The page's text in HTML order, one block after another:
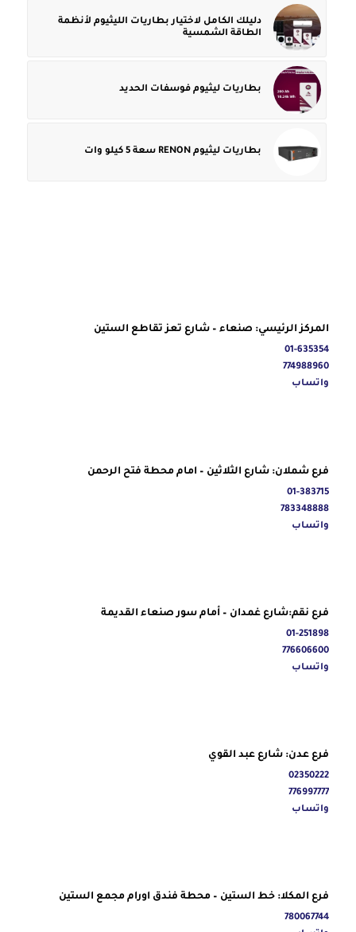
دليلك الكامل لاختيار بطاريات الليثيوم لأنظمة
الطاقة الشمسية
بطاريات ليثيوم فوسفات الحديد
بطاريات ليثيوم RENON سعة 5 كيلو وات
المركز الرئيسي: صنعاء – شارع تعز تقاطع الستين
01-635354
774988960
واتساب
فرع شملان: شارع الثلاثين – امام محطة فتح الرحمن
01-383715
783348888
واتساب
فرع نقم:شارع غمدان – أمام سور صنعاء القديمة
01-251898
776606600
واتساب
فرع عدن: شارع عبد القوي
02350222
776997777
واتساب
فرع المكلا: خط الستين – محطة فندق اورام مجمع الستين
780067744